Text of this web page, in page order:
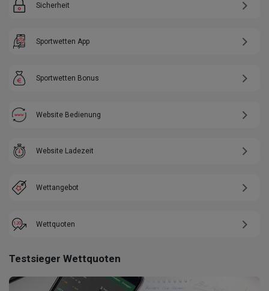
Sicherheit
Sportwetten App
Sportwetten Bonus
Website Bedienung
Website Ladezeit
Wettangebot
Wettquoten
Testsieger Wettquoten